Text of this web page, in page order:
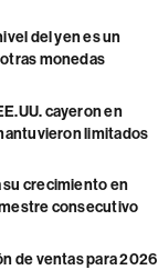
del yen es un
monedas
cayeron en
limitados
su crecimiento en
consecutivo
de ventas para 2026